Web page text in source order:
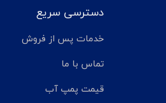
دسترسی سریع
خدمات پس از فروش
تماس با ما
قیمت پمپ آب